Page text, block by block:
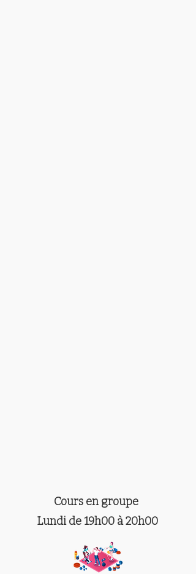
Cours en groupe
Lundi de19h00 à 20h00